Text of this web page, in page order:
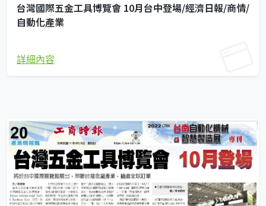
台灣國際五金工具博覽會 10月台中登場/經濟日報/商情/
自動化產業
詳細內容